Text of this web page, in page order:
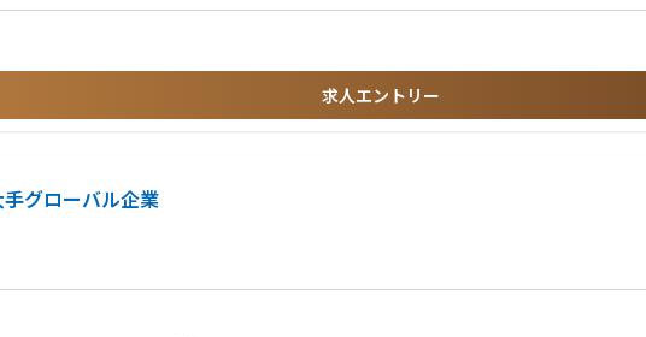
求人エントリー
グローバル企業